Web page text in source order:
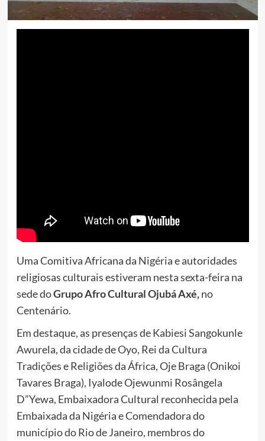
Uma Comitiva Africana da Nigéria e autoridades
religiosas culturais estiveram nesta sexta-feira na
sede doGrupo Afro Cultural Ojubá Axé,no
Centenário.
Em destaque, as presenças de Kabiesi Sangokunle
Awurela, da cidade de Oyo, Rei da Cultura
Tradições e Religiões da África, Oje Braga (Onikoi
Tavares Braga), Iyalode Ojewunmi Rosângela
D”Yewa, Embaixadora Cultural reconhecida pela
Embaixada da Nigéria e Comendadora do
município do Rio de Janeiro, membros do